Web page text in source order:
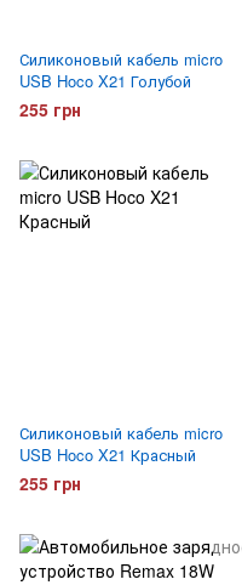
Силиконовый кабель micro
USB Hoco X21 Голубой
255 грн
Силиконовый кабель micro
USB Hoco X21 Красный
255 грн